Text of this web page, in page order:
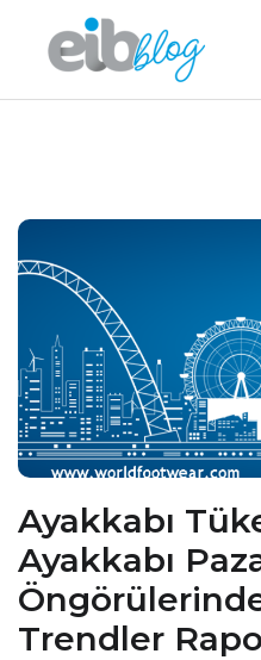
Ayakkabı
Ayakkabı
Trendler